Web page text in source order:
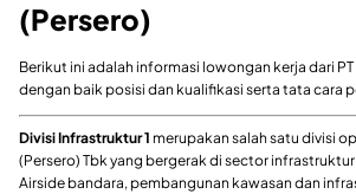
(Persero)
Berikut ini adalah informasi lowongan kerja dari PT
dengan baik posisi dan kualifikasi serta tata cara
Divisi Infrastruktur 1 merupakan salah satu divisi
(Persero) Tbk yang bergerak di sector
Airside bandara, pembangunan kawasan dan